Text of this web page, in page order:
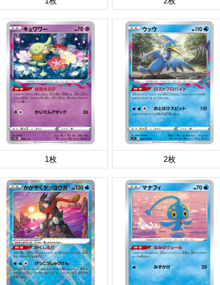
1枚 2枚